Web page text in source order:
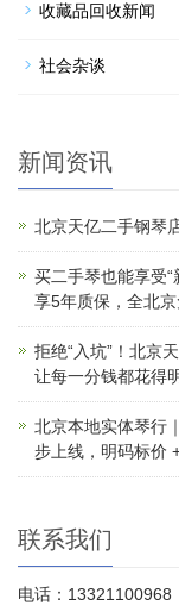
收藏品回收新闻
社会杂谈
新闻资讯
北京天亿二手钢琴
买二手琴也能享受
享5年质保，全北
拒绝“入坑”！北京
让每一分钱都花得
北京本地实体琴行
步上线，明码标价
联系我们
电话：13321100968